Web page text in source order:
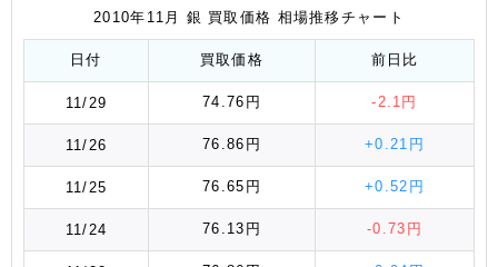
2010年11月 銀 買取価格 相場推移チャート
日付 買取価格 前日比
11/29 74.76円 -2.1円
11/26 76.86円 +0.21円
11/25 76.65円 +0.52円
11/24 76.13円 -0.73円